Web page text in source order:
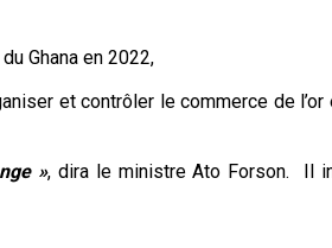
Ghana en 2022,
et contrôler le commerce de l’or
», dira le ministre Ato Forson. Il